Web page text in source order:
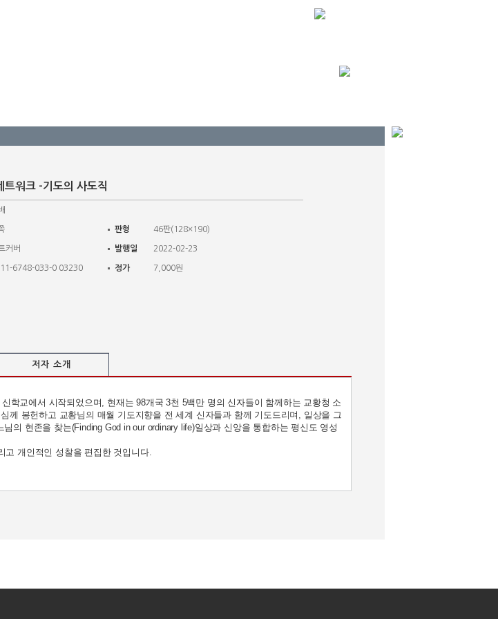
트워크 -기도의 사도직
판형 46판(128×190)
커버 발행일 2022-02-23
6748-033-0 03230 정가 7,000원
저자 소개
학교에서 시작되었으며, 현재는 98개국 3천 5백만 명의 신자들이 함께하는 교황청 소
께 봉헌하고 교황님의 매월 기도지향을 전 세계 신자들과 함께 기도드리며, 일상을 그
의 현존을 찾는(Finding God in our ordinary life)일상과 신앙을 통합하는 평신도 영성
고 개인적인 성찰을 편집한 것입니다.